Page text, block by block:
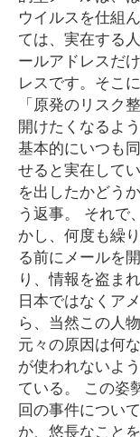
ウイルスを仕組
ては、実在する
ールアドレスだ
レスです。そこ
「原発のリスク
開けたくなるよ
基本的にいつも
せると実在して
を出したかどう
う返事。 それで
かし、何度も繰
る前にメールを
り、情報を盗ま
日本ではなくア
ら、当然この人
元々の原因は何
が使われないよ
ている。 この姿
回の事件につい
か、悠長なこと